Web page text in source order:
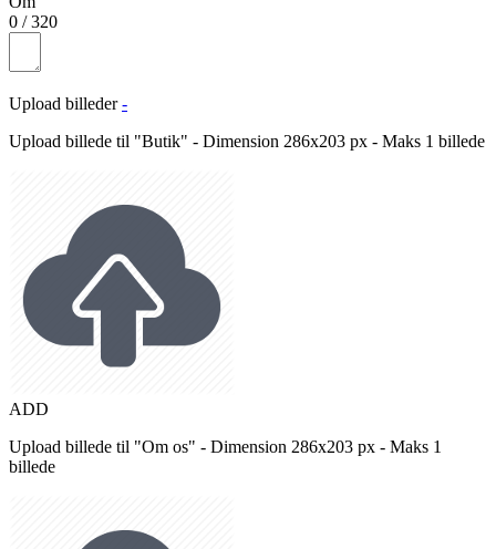
0 /320
Upload billeder -
Upload billede til "Butik" - Dimension 286x203 px - Maks 1 billede
ADD
Upload billede til "Om os" - Dimension 286x203 px - Maks 1
billede